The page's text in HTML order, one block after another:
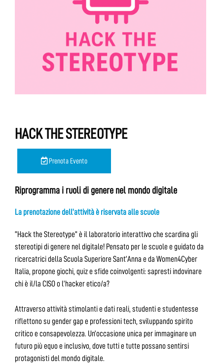
HACK THE STEREOTYPE
Prenota Evento
Riprogramma i ruoli di genere nel mondo digitale
La prenotazione dell’attività è riservata alle scuole
“Hack the Stereotype” è il laboratorio interattivo che scardina gli
stereotipi di genere nel digitale! Pensato per le scuole e guidato da
ricercatrici della Scuola Superiore Sant’Anna e da Women4Cyber
Italia, propone giochi, quiz e sfide coinvolgenti: sapresti indovinare
chi è il/la CISO o l’hacker etico/a?
Attraverso attività stimolanti e dati reali, studenti e studentesse
riflettono su gender gap e professioni tech, sviluppando spirito
critico e consapevolezza. Un’occasione unica per immaginare un
futuro più equo e inclusivo, dove tutti e tutte possano sentirsi
protagonisti del mondo digitale.